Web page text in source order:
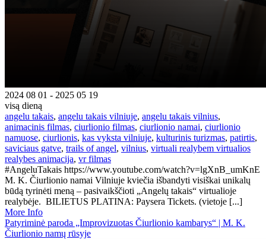
2024 08 01 - 2025 05 19
visą dieną
angelu takais, angelu takais vilniuje, angelu takais vilnius,
animacinis filmas, ciurlionio filmas, ciurlionio namai, ciurlionio
namuose, ciurlionis, kas vyksta vilniuje, kulturinis turizmas, patirtis,
saviciaus gatve, trails of angel, vilnius, virtuali realybem virtualios
realybes animacija, vr filmas
#AngeluTakais https://www.youtube.com/watch?v=lgXnB_umKnE
M. K. Čiurlionio namai Vilniuje kviečia išbandyti visiškai unikalų
būdą tyrinėti meną – pasivaikščioti „Angelų takais“ virtualioje
realybėje. BILIETUS PLATINA: Paysera Tickets. (vietoje [...]
More Info
Patyriminė paroda „Improvizuotas Čiurlionio kambarys“ | M. K.
Čiurlionio namų rūsyje